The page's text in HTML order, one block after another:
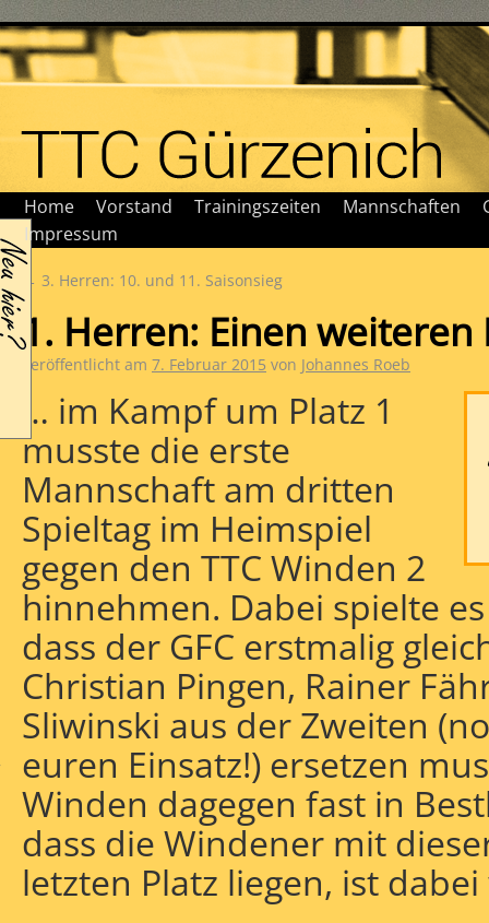
Home Vorstand Trainingszeiten Mannschaften
Impressum
← 3. Herren: 10. und 11. Saisonsieg
1. Herren: Einen
Veröffentlicht am 7. Februar 2015 von Johannes Roeb
… im Kampf um Platz 1
musste die erste
Mannschaft am dritten
Spieltag im Heimspiel
gegen den TTC Winden 2
hinnehmen. Dabei spielte
dass der GFC erstmalig
Christian Pingen, Rainer
Sliwinski aus der Zweiten
euren Einsatz!) ersetzen
Winden dagegen fast in
dass die Windener mit
letzten Platz liegen, ist